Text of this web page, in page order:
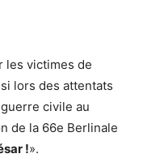
les victimes de
lors des attentats
civile au
de la 66e Berlinale
!».